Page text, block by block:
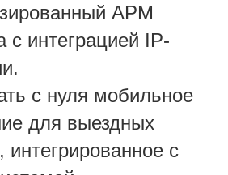
АРМ
с интеграцией IP-
с нуля мобильное
для выездных
интегрированное с